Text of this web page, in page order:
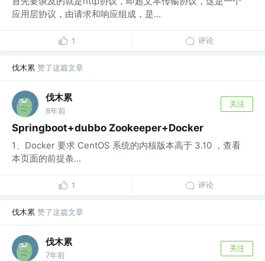
应用层协议，由请求和响应组成，是...
1 评论
伐木累 赞了这篇文章
伐木累
8年前
关注
Springboot+dubbo Zookeeper+Docker
1、Docker 要求 CentOS 系统的内核版本高于 3.10 ，查看
本页面的前提条...
1 评论
伐木累 赞了这篇文章
伐木累
7年前
关注